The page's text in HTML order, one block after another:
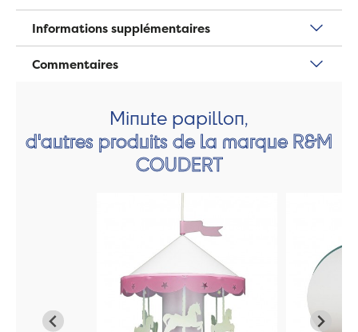
Informations supplémentaires
Commentaires
Minute papillon,
d'autres produits de la marque R&M
COUDERT